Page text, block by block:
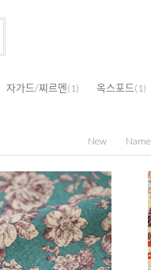
자가드/찌르멘 (1) 옥스포드(1)
New Name